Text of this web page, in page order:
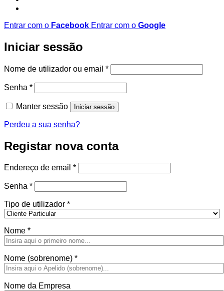
Entrar com o Facebook Entrar com o Google
Iniciar sessão
Nome de utilizador ou email *Obrigatório
Senha *Obrigatório
Manter sessão Iniciar sessão
Perdeu a sua senha?
Registar nova conta
Endereço de email *Obrigatório
Senha *Obrigatório
Tipo de utilizador *
Nome *
Nome (sobrenome) *
Nome da Empresa